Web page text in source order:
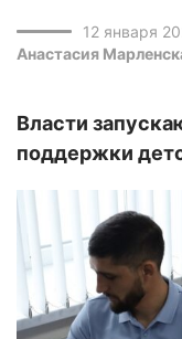
12 января
Анастасия
Власти
поддержки